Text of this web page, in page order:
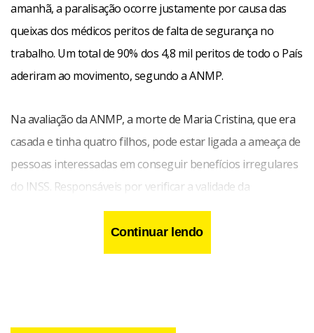
amanhã, a paralisação ocorre justamente por causa das
queixas dos médicos peritos de falta de segurança no
trabalho. Um total de 90% dos 4,8 mil peritos de todo o País
aderiram ao movimento, segundo a ANMP.
Na avaliação da ANMP, a morte de Maria Cristina, que era
casada e tinha quatro filhos, pode estar ligada a ameaça de
pessoas interessadas em conseguir benefícios irregulares
do INSS. Responsáveis por verificar a validade da
concessão de aposentadorias e pensões, os peritos
reivindicam melhorias na segurança no trabalho e alegam
que são constantemente agredidos por segurados
Continuar lendo